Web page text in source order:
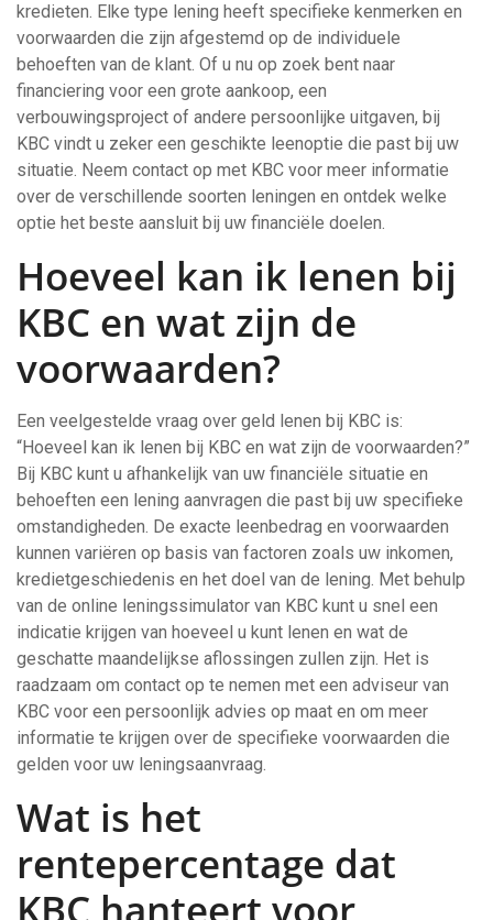
kredieten. Elke type lening heeft specifieke kenmerken en
voorwaarden die zijn afgestemd op de individuele
behoeften van de klant. Of u nu op zoek bent naar
financiering voor een grote aankoop, een
verbouwingsproject of andere persoonlijke uitgaven, bij
KBC vindt u zeker een geschikte leenoptie die past bij uw
situatie. Neem contact op met KBC voor meer informatie
over de verschillende soorten leningen en ontdek welke
optie het beste aansluit bij uw financiële doelen.
Hoeveel kan ik lenen bij
KBC en wat zijn de
voorwaarden?
Een veelgestelde vraag over geld lenen bij KBC is:
“Hoeveel kan ik lenen bij KBC en wat zijn de voorwaarden?”
Bij KBC kunt u afhankelijk van uw financiële situatie en
behoeften een lening aanvragen die past bij uw specifieke
omstandigheden. De exacte leenbedrag en voorwaarden
kunnen variëren op basis van factoren zoals uw inkomen,
kredietgeschiedenis en het doel van de lening. Met behulp
van de online leningssimulator van KBC kunt u snel een
indicatie krijgen van hoeveel u kunt lenen en wat de
geschatte maandelijkse aflossingen zullen zijn. Het is
raadzaam om contact op te nemen met een adviseur van
KBC voor een persoonlijk advies op maat en om meer
informatie te krijgen over de specifieke voorwaarden die
gelden voor uw leningsaanvraag.
Wat is het
rentepercentage dat
KBC hanteert voor